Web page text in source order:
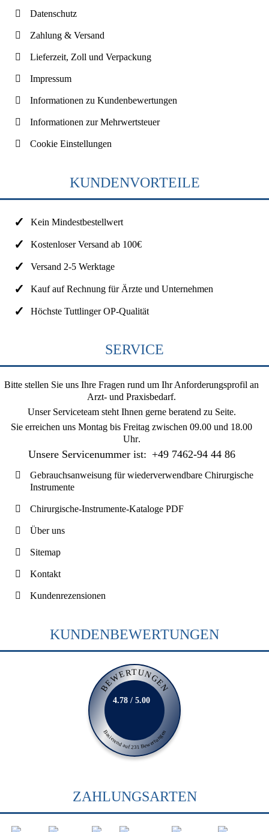
Datenschutz
Zahlung & Versand
Lieferzeit, Zoll und Verpackung
Impressum
Informationen zu Kundenbewertungen
Informationen zur Mehrwertsteuer
Cookie Einstellungen
KUNDENVORTEILE
Kein Mindestbestellwert
Kostenloser Versand ab 100€
Versand 2-5 Werktage
Kauf auf Rechnung für Ärzte und Unternehmen
Höchste Tuttlinger OP-Qualität
SERVICE
Bitte stellen Sie uns Ihre Fragen rund um Ihr Anforderungsprofil an
Arzt- und Praxisbedarf.
Unser Serviceteam steht Ihnen gerne beratend zu Seite.
Sie erreichen uns Montag bis Freitag zwischen 09.00 und 18.00
Uhr.
Unsere Servicenummer ist: +49 7462-94 44 86
Gebrauchsanweisung für wiederverwendbare Chirurgische
Instrumente
Chirurgische-Instrumente-Kataloge PDF
Über uns
Sitemap
Kontakt
Kundenrezensionen
KUNDENBEWERTUNGEN
BEWERTUNGEN
Basierend auf 231 Bewertungen
4.78 / 5.00
ZAHLUNGSARTEN